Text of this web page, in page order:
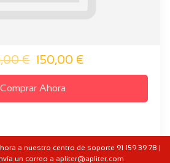
€ 150,00 €
Comprar Ahora
a nuestro centro de soporte 91 159 39 78 |
un correo a apliter@apliter.com